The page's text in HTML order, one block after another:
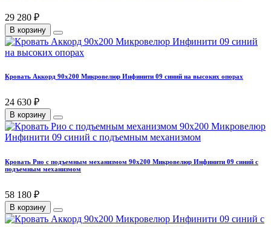
29 280 ₽
В корзину
Кровать Аккорд 90х200 Микровелюр Инфинити 09 синий на высоких опорах
24 630 ₽
В корзину
Кровать Рио с подъемным механизмом 90х200 Микровелюр Инфинити 09 синий с
подъемным механизмом
58 180 ₽
В корзину